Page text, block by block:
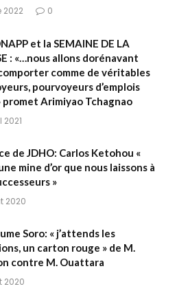
2022 0
et la SEMAINE DE LA
: «…nous allons dorénavant
comme de véritables
pourvoyeurs d’emplois
promet Arimiyao Tchagnao
2021
de JDHO: Carlos Ketohou «
mine d’or que nous laissons à
»
2020
Soro: « j’attends les
un carton rouge » de M.
contre M. Ouattara
2020